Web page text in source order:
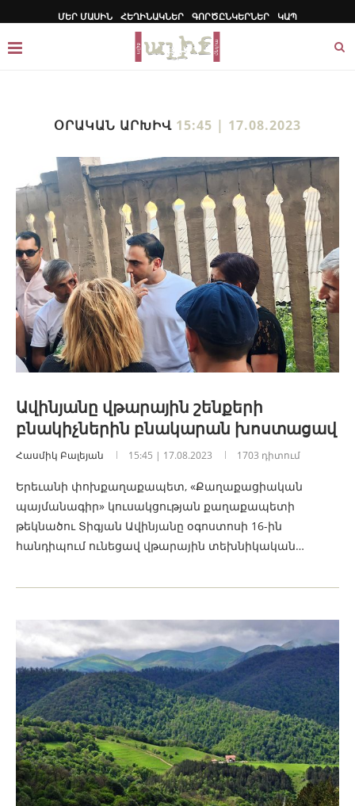
ՄԵՐ ՄԱՍԻՆ ՀԵՂԻՆԱԿՆԵՐ ԳՈՐԾԸՆԿԵՐՆԵՐ ԿԱՊ
ՕՐԱԿԱՆ ԱՐԽԻՎ 15:45 | 17.08.2023
Ավինյանը վթարային շենքերի
բնակիչներին բնակարան խոստացավ
Հասմիկ Բալեյան 15:45 | 17.08.2023 1703 դիտում
Երեւանի փոխքաղաքապետ, «Քաղաքացիական
պայմանագիր» կուսակցության քաղաքապետի
թեկնածու Տիգյան Ավինյանը օգոստոսի 16-ին
հանդիպում ունեցավ վթարային տեխնիկական…